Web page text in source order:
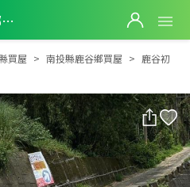
鹿谷初鄉合法資材室休閒度假勝地
鹿谷初鄉合法資材室休閒度假勝地
買屋 南投縣鹿谷鄉買屋
鹿谷初